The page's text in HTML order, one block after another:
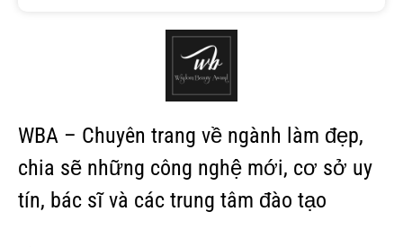
WBA – Chuyên trang về ngành làm đẹp,
chia sẽ những công nghệ mới, cơ sở uy
tín, bác sĩ và các trung tâm đào tạo